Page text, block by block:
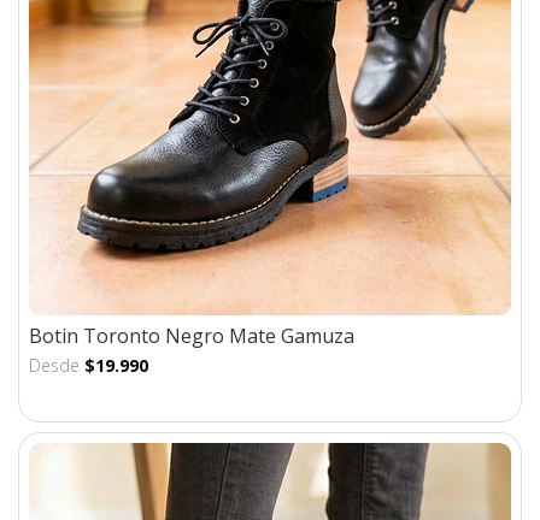
Botin Toronto Negro Mate Gamuza
Desde $19.990